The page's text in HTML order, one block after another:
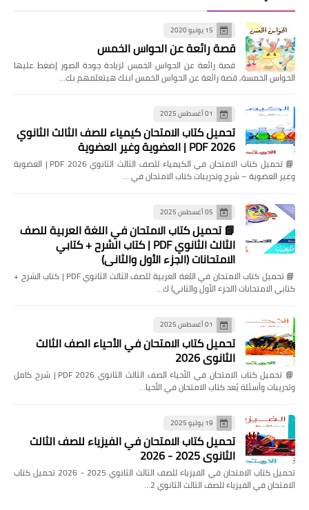
15 يونيو 2020
قصة رائعة عن الحواس الخمس
قصة رائعة عن الحواس الخمس لزيادة جودة الصور إضغط عليها
الحواس الخمسة, قصة رائعة عن الحواس الخمس ابنك هيتعلمهم بك…
01 أغسطس 2025
تحميل كتاب الامتحان كيمياء للصف الثالث الثانوي
2026 PDF | العضوية وغير العضوية
📘 تحميل كتاب الامتحان في الكيمياء للصف الثالث الثانوي 2026 PDF | العضوية
وغير العضوية – شرح وتدريبات كتاب الامتحان في …
05 أغسطس 2025
📘 تحميل كتاب الامتحان في اللغة العربية للصف
الثالث الثانوي PDF | كتاب الشرح + كتابي
الامتحانات (الجزء الأول والثاني)
📘 تحميل كتاب الامتحان في اللغة العربية للصف الثالث الثانوي PDF | كتاب الشرح +
كتابي الامتحانات (الجزء الأول والثاني) ك…
01 أغسطس 2025
تحميل كتاب الامتحان في الأحياء الصف الثالث
الثانوي 2026
📘 تحميل كتاب الامتحان في الأحياء الصف الثالث الثانوي 2026 PDF | شرح كامل
وتدريبات وأسئلة يُعد كتاب الامتحان في الأحيا…
19 يوليو 2025
تحميل كتاب الامتحان في الفيزياء للصف الثالث
الثانوي 2025 - 2026
تحميل كتاب الامتحان في الفيزياء للصف الثالث الثانوي 2025 - 2026 تحميل كتاب
الامتحان في الفيزياء للصف الثالث الثانوي 2…